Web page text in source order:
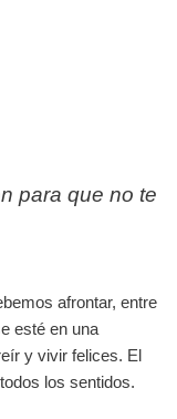
para que no te
afrontar, entre
esté en una
y vivir felices. El
los sentidos.